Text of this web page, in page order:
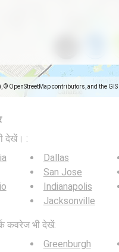
© OpenStreetMap contributors, and the
देखें। :
Dallas
San Jose
Indianapolis
Jacksonville
कवरेज भी देखें:
Greenburgh